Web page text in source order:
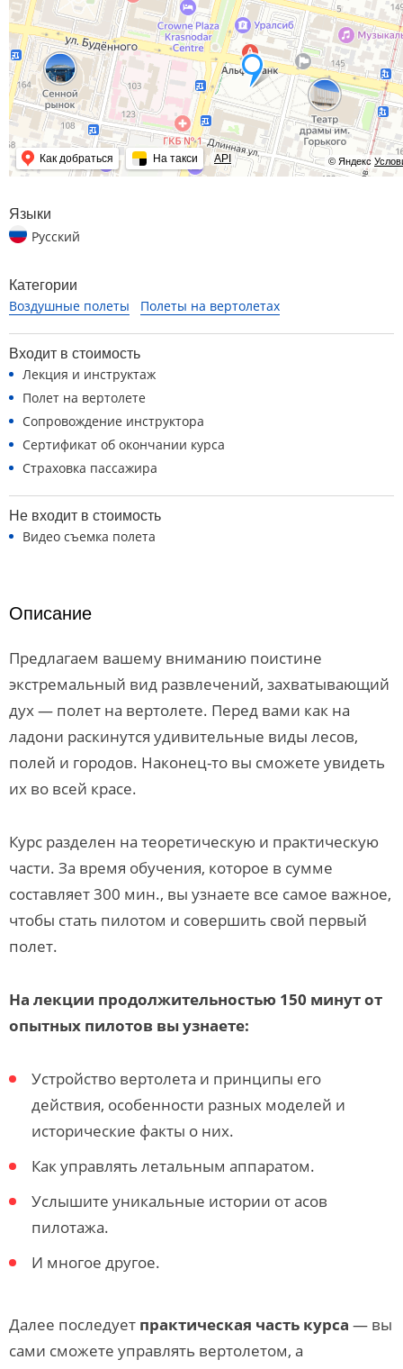
© Яндекс
Как добраться На такси API
Языки
Русский
Категории
Воздушные полеты Полеты на вертолетах
Входит в стоимость
Лекция и инструктаж
Полет на вертолете
Сопровождение инструктора
Сертификат об окончании курса
Страховка пассажира
Не входит в стоимость
Видео съемка полета
Описание
Предлагаем вашему вниманию поистине
экстремальный вид развлечений, захватывающий
дух — полет на вертолете. Перед вами как на
ладони раскинутся удивительные виды лесов,
полей и городов. Наконец-то вы сможете увидеть
их во всей красе.
Курс разделен на теоретическую и практическую
части. За время обучения, которое в сумме
составляет 300 мин., вы узнаете все самое важное,
чтобы стать пилотом и совершить свой первый
полет.
На лекции продолжительностью 150 минут от
опытных пилотов вы узнаете:
Устройство вертолета и принципы его
действия, особенности разных моделей и
исторические факты о них.
Как управлять летальным аппаратом.
Услышите уникальные истории от асов
пилотажа.
И многое другое.
Далее последует практическая часть курса — вы
сами сможете управлять вертолетом, а